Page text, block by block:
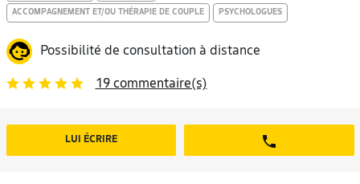
ACCOMPAGNEMENT ET/OU THÉRAPIE DE COUPLE PSYCHOLOGUES
Possibilité de consultation à distance
19 commentaire(s)
LUI ÉCRIRE